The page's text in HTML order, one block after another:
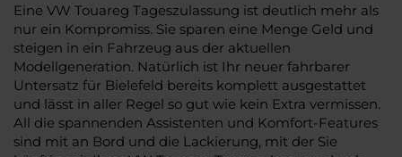
Eine VW Touareg Tageszulassung ist deutlich mehr als
nur ein Kompromiss. Sie sparen eine Menge Geld und
steigen in ein Fahrzeug aus der aktuellen
Modellgeneration. Natürlich ist Ihr neuer fahrbarer
Untersatz für Bielefeld bereits komplett ausgestattet
und lässt in aller Regel so gut wie kein Extra vermissen.
All die spannenden Assistenten und Komfort-Features
sind mit an Bord und die Lackierung, mit der Sie